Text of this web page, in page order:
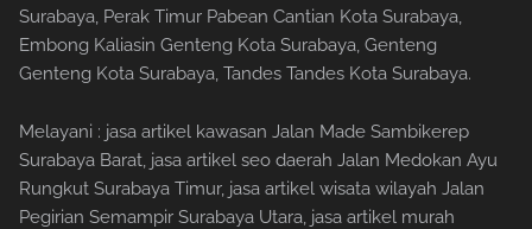
Surabaya, Perak Timur Pabean Cantian Kota Surabaya,
Embong Kaliasin Genteng Kota Surabaya, Genteng
Genteng Kota Surabaya, Tandes Tandes Kota Surabaya.
Melayani : jasa artikel kawasan Jalan Made Sambikerep
Surabaya Barat, jasa artikel seo daerah Jalan Medokan Ayu
Rungkut Surabaya Timur, jasa artikel wisata wilayah Jalan
Pegirian Semampir Surabaya Utara, jasa artikel murah